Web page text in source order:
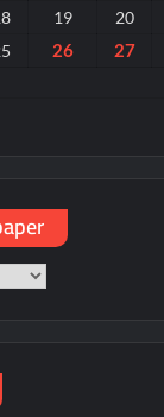
19 20
26 27